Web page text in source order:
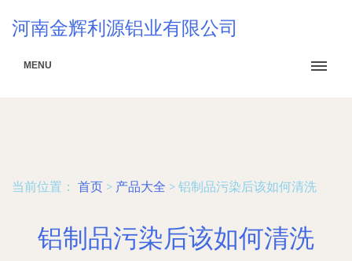
河南金辉利源铝业有限公司
MENU
当前位置： 首页 > 产品大全 > 铝制品污染后该如何清洗
铝制品污染后该如何清洗